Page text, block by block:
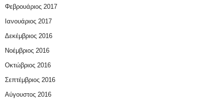
Φεβρουάριος 2017
Ιανουάριος 2017
Δεκέμβριος 2016
Νοέμβριος 2016
Οκτώβριος 2016
Σεπτέμβριος 2016
Αύγουστος 2016